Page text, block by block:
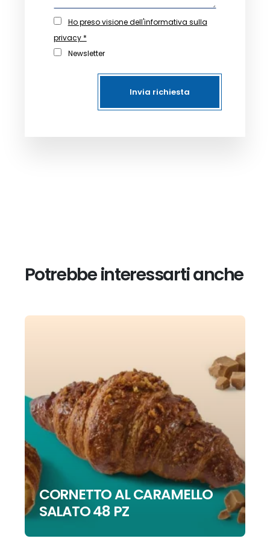
Ho preso visione dell'informativa sulla
privacy *
Newsletter
Invia richiesta
Potrebbe interessarti anche
CORNETTO AL CARAMELLO
SALATO 48 PZ